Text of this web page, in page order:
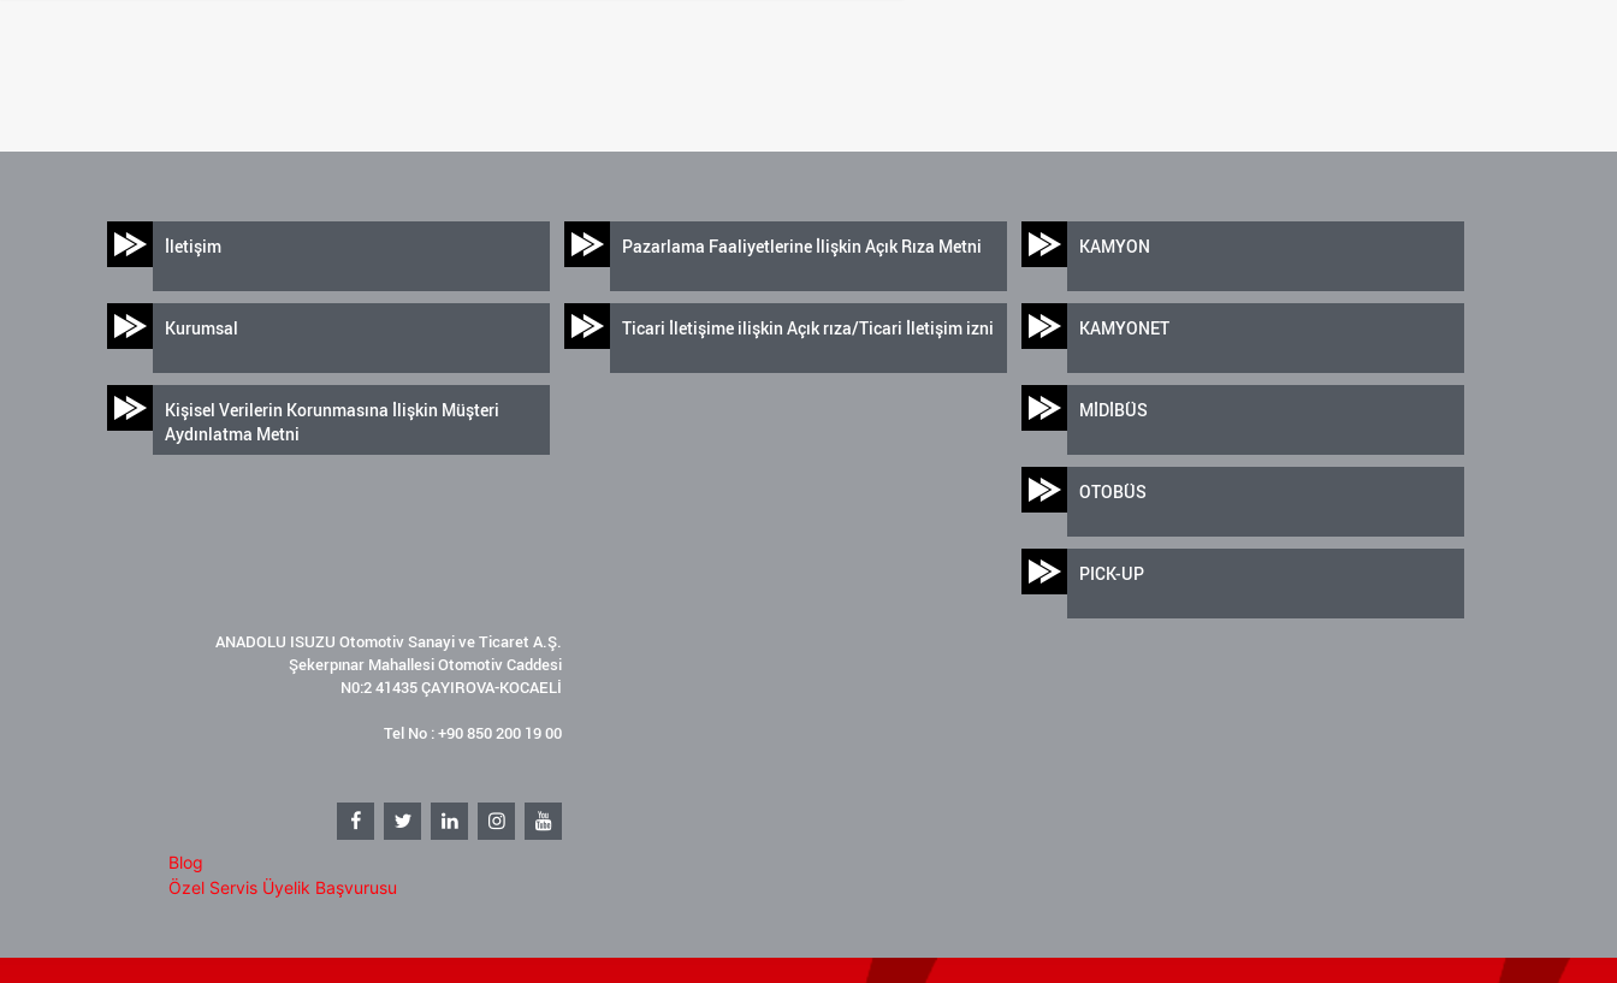
İletişim
Kurumsal
Kişisel Verilerin Korunmasına İlişkin Müşteri
Aydınlatma Metni
Pazarlama Faaliyetlerine İlişkin Açık Rıza Metni
Ticari İletişime ilişkin Açık rıza/Ticari İletişim izni
KAMYON
KAMYONET
MİDİBÜS
OTOBÜS
PICK-UP
ANADOLU ISUZU Otomotiv Sanayi ve Ticaret A.Ş.
Şekerpınar Mahallesi Otomotiv Caddesi
N0:2 41435 ÇAYIROVA-KOCAELİ
Tel No : +90 850 200 19 00
Blog
Özel Servis Üyelik Başvurusu